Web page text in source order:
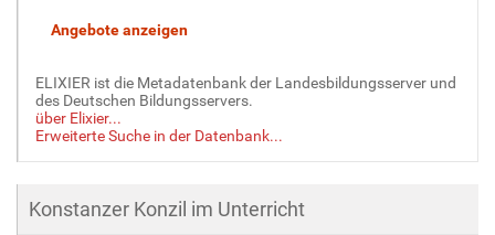
G
…
ELIXIER ist die Metadatenbank der Landesbildungsserver und
des Deutschen Bildungsservers.
über Elixier...
Erweiterte Suche in der Datenbank...
Konstanzer Konzil im Unterricht